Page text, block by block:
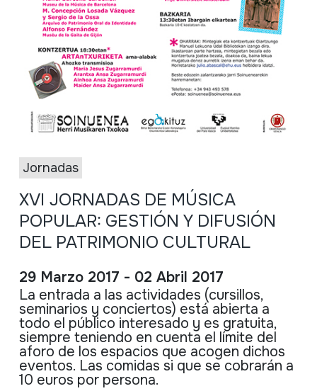
Jornadas
XVI JORNADAS DE MÚSICA
POPULAR: GESTIÓN Y DIFUSIÓN
DEL PATRIMONIO CULTURAL
29 Marzo 2017 - 02 Abril 2017
La entrada a las actividades (cursillos,
seminarios y conciertos) está abierta a
todo el público interesado y es gratuita,
siempre teniendo en cuenta el límite del
aforo de los espacios que acogen dichos
eventos. Las comidas si que se cobrarán a
10 euros por persona.